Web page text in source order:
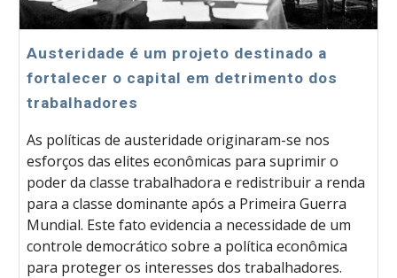
Austeridade é um projeto destinado a
fortalecer o capital em detrimento dos
trabalhadores
As políticas de austeridade originaram-se nos
esforços das elites econômicas para suprimir o
poder da classe trabalhadora e redistribuir a renda
para a classe dominante após a Primeira Guerra
Mundial. Este fato evidencia a necessidade de um
controle democrático sobre a política econômica
para proteger os interesses dos trabalhadores.